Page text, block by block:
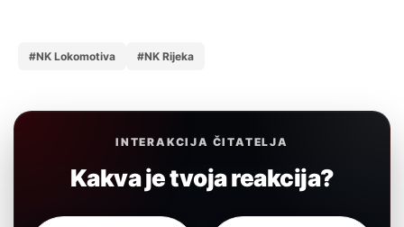
#NK Lokomotiva #NK Rijeka
INTERAKCIJA ČITATELJA
Kakva je tvoja reakcija?